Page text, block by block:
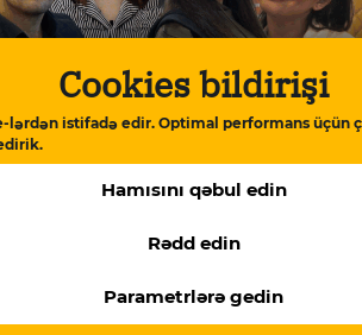
Cookies bildirişi
lərdən istifadə edir. Optimal performans üçün
Hamısını qəbul edin
Rədd edin
Parametrlərə gedin
“Burada mühakimə olunan
vicdanıdır”